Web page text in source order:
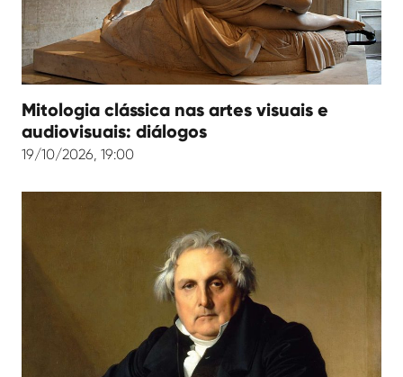
Mitologia clássica nas artes visuais e
audiovisuais: diálogos
19/10/2026, 19:00